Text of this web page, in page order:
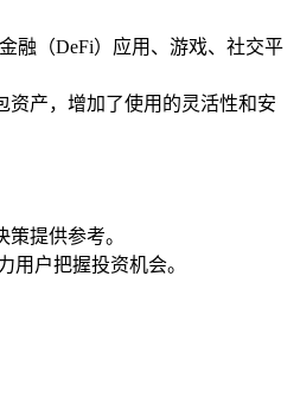
融（DeFi）应用、游戏、社交平
资产，增加了使用的灵活性和安
提供参考。
用户把握投资机会。